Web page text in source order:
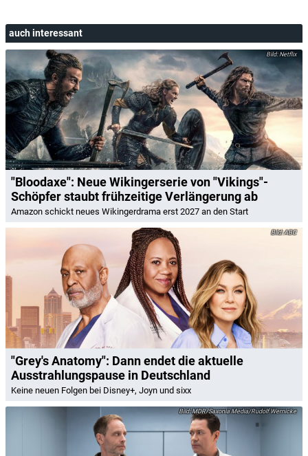
auch interessant
Netflix
"Bloodaxe": Neue Wikingerserie von "Vikings"-
Schöpfer staubt frühzeitige Verlängerung ab
Amazon schickt neues Wikingerdrama erst 2027 an den Start
ABC
"Grey's Anatomy": Dann endet die aktuelle
Ausstrahlungspause in Deutschland
Keine neuen Folgen bei Disney+, Joyn und sixx
MDR/Saxonia Media/Rudolf Wernicke